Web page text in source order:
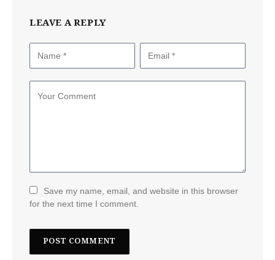
LEAVE A REPLY
Save my name, email, and website in this browser
for the next time I comment.